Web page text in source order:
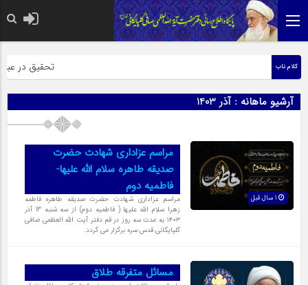
کلام ناب تحقیق در
آرشیو ماهانه :آذر 1403
مراسم عزاداری شهادت حضرت
صدیقه طاهره سلام الله علیها-
فاطمیه دوم
مراسم عزاداری شهادت حضرت صدیقه طاهره فاطمه
زهرا سلام الله علیها ( فاطمیه دوم) از سه شنبه 13 آذر
۱۴۰۳ به مدت سه روز در قم دفتر آیت الله العظمی صافی
گلپایگانی قدس سره برگزار می گردد.
مسائل متفرقه طلاق